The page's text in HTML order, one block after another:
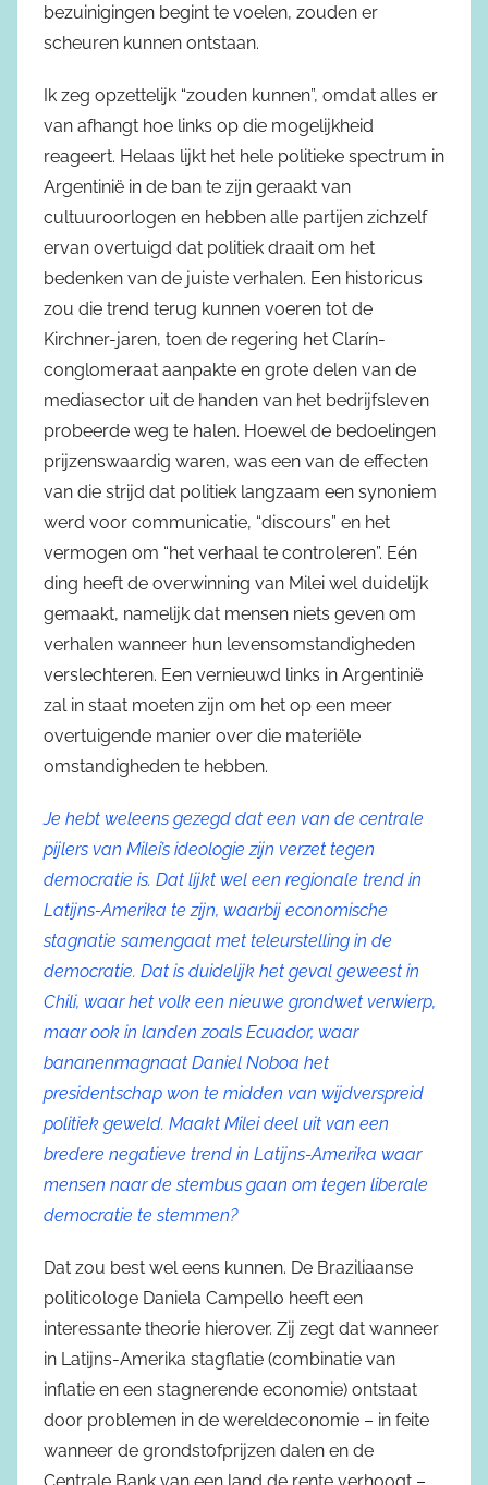
bezuinigingen begint te voelen, zouden er
scheuren kunnen ontstaan.
Ik zeg opzettelijk “zouden kunnen”, omdat alles er
van afhangt hoe links op die mogelijkheid
reageert. Helaas lijkt het hele politieke spectrum in
Argentinië in de ban te zijn geraakt van
cultuuroorlogen en hebben alle partijen zichzelf
ervan overtuigd dat politiek draait om het
bedenken van de juiste verhalen. Een historicus
zou die trend terug kunnen voeren tot de
Kirchner-jaren, toen de regering het Clarín-
conglomeraat aanpakte en grote delen van de
mediasector uit de handen van het bedrijfsleven
probeerde weg te halen. Hoewel de bedoelingen
prijzenswaardig waren, was een van de effecten
van die strijd dat politiek langzaam een synoniem
werd voor communicatie, “discours” en het
vermogen om “het verhaal te controleren”. Eén
ding heeft de overwinning van Milei wel duidelijk
gemaakt, namelijk dat mensen niets geven om
verhalen wanneer hun levensomstandigheden
verslechteren. Een vernieuwd links in Argentinië
zal in staat moeten zijn om het op een meer
overtuigende manier over die materiële
omstandigheden te hebben.
Je hebt weleens gezegd dat een van de centrale
pijlers van Milei’s ideologie zijn verzet tegen
democratie is. Dat lijkt wel een regionale trend in
Latijns-Amerika te zijn, waarbij economische
stagnatie samengaat met teleurstelling in de
democratie. Dat is duidelijk het geval geweest in
Chili, waar het volk een nieuwe grondwet verwierp,
maar ook in landen zoals Ecuador, waar
bananenmagnaat Daniel Noboa het
presidentschap won te midden van wijdverspreid
politiek geweld. Maakt Milei deel uit van een
bredere negatieve trend in Latijns-Amerika waar
mensen naar de stembus gaan om tegen liberale
democratie te stemmen?
Dat zou best wel eens kunnen. De Braziliaanse
politicologe Daniela Campello heeft een
interessante theorie hierover. Zij zegt dat wanneer
in Latijns-Amerika stagflatie (combinatie van
inflatie en een stagnerende economie) ontstaat
door problemen in de wereldeconomie – in feite
wanneer de grondstofprijzen dalen en de